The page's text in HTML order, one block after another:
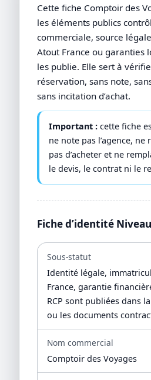
Cette fiche Comptoir des
les éléments publics
commerciale, source
Atout France ou garanties
les publie. Elle sert à
réservation, sans note,
sans incitation d’achat.
Important : cette fiche
ne note pas l’agence, ne
pas d’acheter et ne
le devis, le contrat ni le
Fiche d’identité
Sous-statut
Identité légale,
France, garantie
RCP sont publiées dans
ou les documents
Nom commercial
Comptoir des Voyages